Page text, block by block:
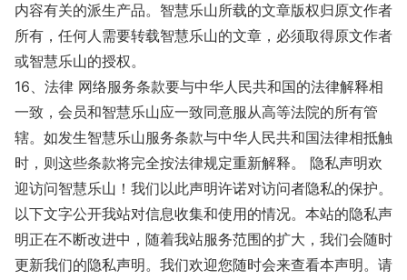
内容有关的派生产品。智慧乐山所载的文章版权归原文作者
所有，任何人需要转载智慧乐山的文章，必须取得原文作者
或智慧乐山的授权。
16、法律 网络服务条款要与中华人民共和国的法律解释相
一致，会员和智慧乐山应一致同意服从高等法院的所有管
辖。如发生智慧乐山服务条款与中华人民共和国法律相抵触
时，则这些条款将完全按法律规定重新解释。 隐私声明欢
迎访问智慧乐山！我们以此声明许诺对访问者隐私的保护。
以下文字公开我站对信息收集和使用的情况。本站的隐私声
明正在不断改进中，随着我站服务范围的扩大，我们会随时
更新我们的隐私声明。我们欢迎您随时会来查看本声明。请